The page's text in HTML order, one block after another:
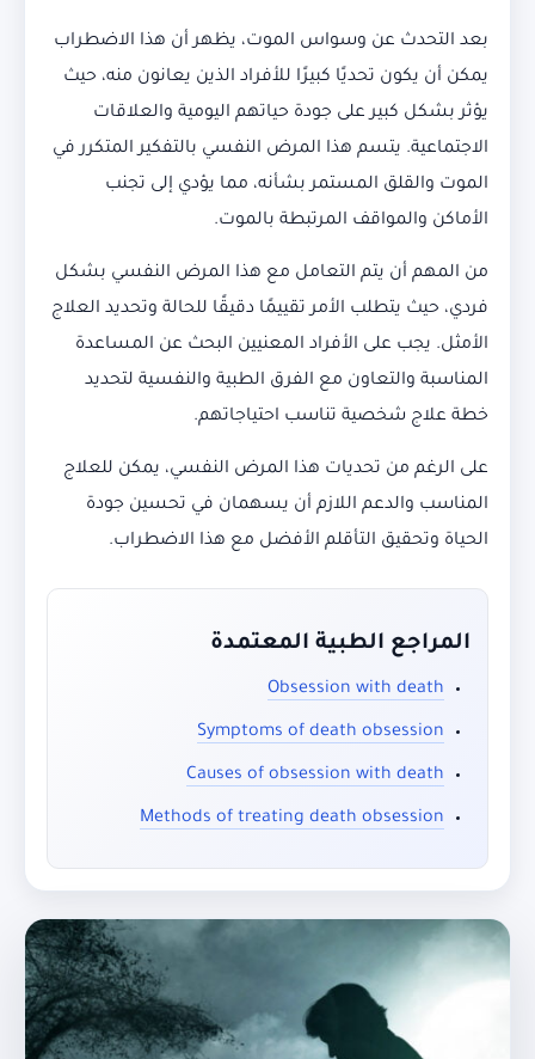
بعد التحدث عن وسواس الموت، يظهر أن هذا الاضطراب
يمكن أن يكون تحديًا كبيرًا للأفراد الذين يعانون منه، حيث
يؤثر بشكل كبير على جودة حياتهم اليومية والعلاقات
الاجتماعية. يتسم هذا المرض النفسي بالتفكير المتكرر في
الموت والقلق المستمر بشأنه، مما يؤدي إلى تجنب
الأماكن والمواقف المرتبطة بالموت.
من المهم أن يتم التعامل مع هذا المرض النفسي بشكل
فردي، حيث يتطلب الأمر تقييمًا دقيقًا للحالة وتحديد العلاج
الأمثل. يجب على الأفراد المعنيين البحث عن المساعدة
المناسبة والتعاون مع الفرق الطبية والنفسية لتحديد
خطة علاج شخصية تناسب احتياجاتهم.
على الرغم من تحديات هذا المرض النفسي، يمكن للعلاج
المناسب والدعم اللازم أن يسهمان في تحسين جودة
الحياة وتحقيق التأقلم الأفضل مع هذا الاضطراب.
المراجع الطبية المعتمدة
Obsession with death
Symptoms of death obsession
Causes of obsession with death
Methods of treating death obsession